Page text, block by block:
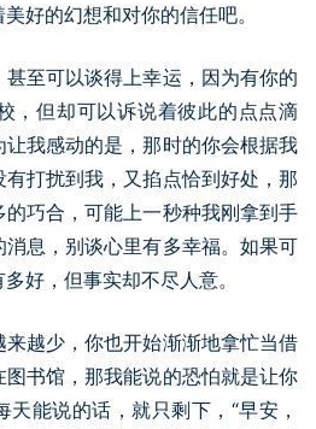
好的幻想和对你的信任吧。
至可以谈得上幸运，因为有你的
，但却可以诉说着彼此的点点滴
我感动的是，那时的你会根据我
打扰到我，又掐点恰到好处，那
巧合，可能上一秒种我刚拿到手
息，别谈心里有多幸福。如果可
好，但事实却不尽人意。
越少，你也开始渐渐地拿忙当借
书馆，那我能说的恐怕就是让你
能说的话，就只剩下，“早安，